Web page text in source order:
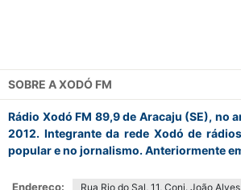
SOBRE AXODÓ FM
Rádio Xodó FM 89,9 de Aracaju (SE), no
2012. Integrante da rede Xodó de
popular e no jornalismo. Anteriormente
Endereço:
Rua Rio do Sal, 11, Conj. João